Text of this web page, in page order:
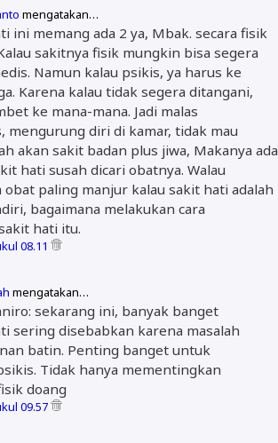
mengatakan…
ini memang ada 2 ya, Mbak. secara fisik
sakitnya fisik mungkin bisa segera
Namun kalau psikis, ya harus ke
Karena kalau tidak segera ditangani,
ke mana-mana. Jadi malas
mengurung diri di kamar, tidak mau
akan sakit badan plus jiwa, Makanya ada
hati susah dicari obatnya. Walau
paling manjur kalau sakit hati adalah
bagaimana melakukan cara
hati itu.
08.11
mengatakan…
sekarang ini, banyak banget
sering disebabkan karena masalah
batin. Penting banget untuk
Tidak hanya mementingkan
doang
09.57